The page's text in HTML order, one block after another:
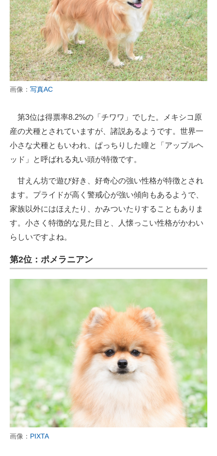
画像： 写真AC
第3位は得票率8.2%の「チワワ」でした。メキシコ原
産の犬種とされていますが、諸説あるようです。世界一
小さな犬種ともいわれ、ぱっちりした瞳と「アップルヘ
ッド」と呼ばれる丸い頭が特徴です。
甘えん坊で遊び好き、好奇心の強い性格が特徴とされ
ます。プライドが高く警戒心が強い傾向もあるようで、
家族以外にはほえたり、かみついたりすることもありま
す。小さく特徴的な見た目と、人懐っこい性格がかわい
らしいですよね。
第2位：ポメラニアン
画像： PIXTA